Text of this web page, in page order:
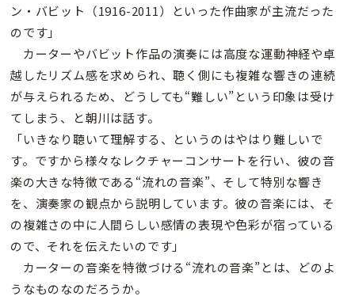
ン・バビット（1916-2011）といった作曲家が主流だった
のです」
カーターやバビット作品の演奏には高度な運動神経や卓
越したリズム感を求められ、聴く側にも複雑な響きの連続
が与えられるため、どうしても“難しい”という印象は受け
てしまう、と朝川は話す。
「いきなり聴いて理解する、というのはやはり難しいで
す。ですから様々なレクチャーコンサートを行い、彼の音
楽の大きな特徴である“流れの音楽”、そして特別な響き
を、演奏家の観点から説明しています。彼の音楽には、そ
の複雑さの中に人間らしい感情の表現や色彩が宿っている
ので、それを伝えたいのです」
カーターの音楽を特徴づける“流れの音楽”とは、どのよ
うなものなのだろうか。